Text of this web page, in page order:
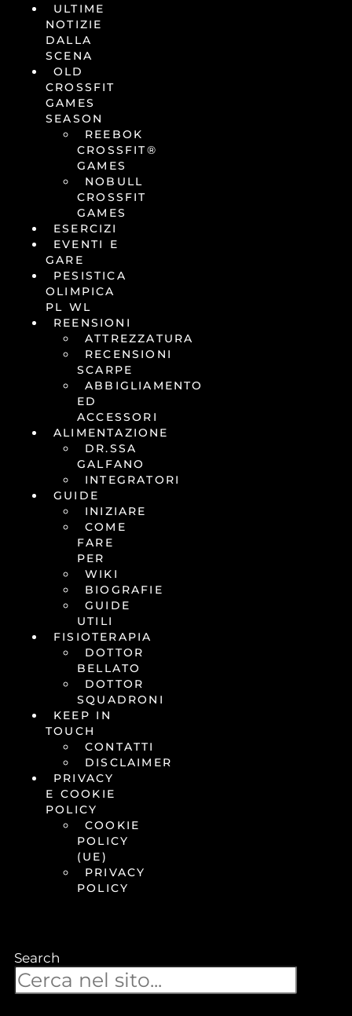
ULTIME
NOTIZIE
DALLA
SCENA
OLD
CROSSFIT
GAMES
SEASON
REEBOK
CROSSFIT®
GAMES
NOBULL
CROSSFIT
GAMES
ESERCIZI
EVENTI E
GARE
PESISTICA
OLIMPICA
PL WL
REENSIONI
ATTREZZATURA
RECENSIONI
SCARPE
ABBIGLIAMENTO
ED
ACCESSORI
ALIMENTAZIONE
DR.SSA
GALFANO
INTEGRATORI
GUIDE
INIZIARE
COME
FARE
PER
WIKI
BIOGRAFIE
GUIDE
UTILI
FISIOTERAPIA
DOTTOR
BELLATO
DOTTOR
SQUADRONI
KEEP IN
TOUCH
CONTATTI
DISCLAIMER
PRIVACY
E COOKIE
POLICY
COOKIE
POLICY
(UE)
PRIVACY
POLICY
Search